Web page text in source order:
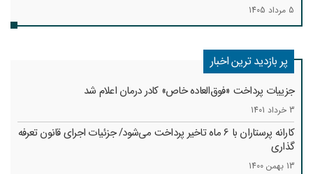
5 مرداد 1405
پر بازدید ترین اخبار
جزییات پرداخت «فوق‌العاده خاص» کادر درمان اعلام شد
3 خرداد 1401
کارانه‌ پرستاران با 6 ماه تاخیر پرداخت می‌شود/ جزئیات اجرای قانون تعرفه
گذاری
13 بهمن 1400